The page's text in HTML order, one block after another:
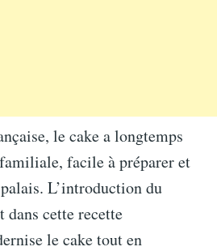
le cake a longtemps
facile à préparer et
L’introduction du
dans cette recette
le cake tout en